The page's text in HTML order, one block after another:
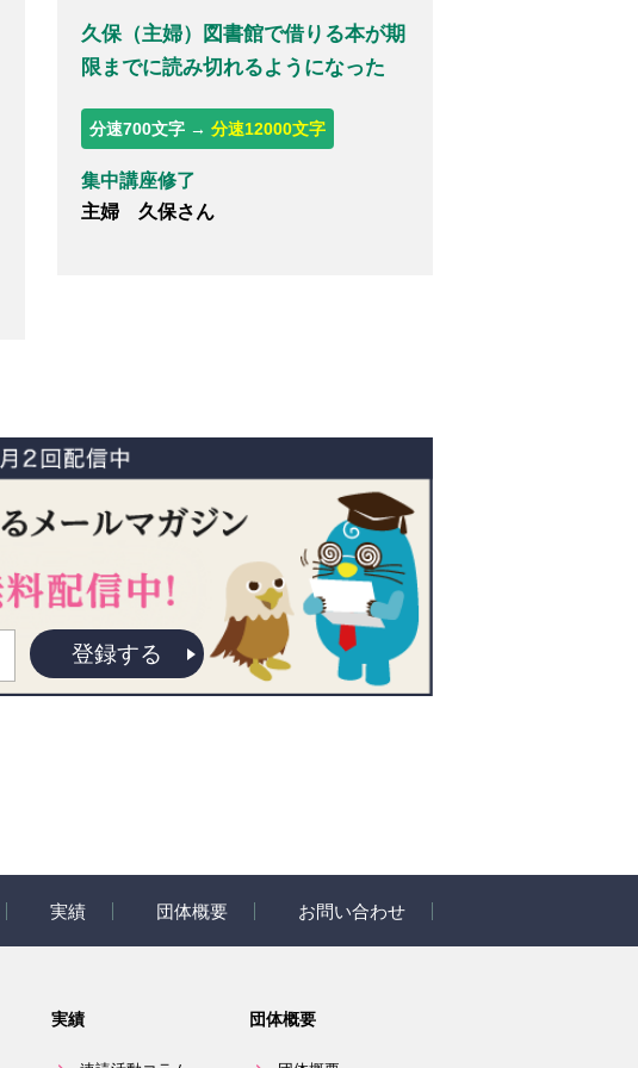
久保（主婦）図書館で借りる本が期
限までに読み切れるようになった
分速700文字 → 分速12000文字
集中講座修了
主婦 久保さん
登録する
実績
eyeQ
団体概要 お問い合わせ
実績 団体概要